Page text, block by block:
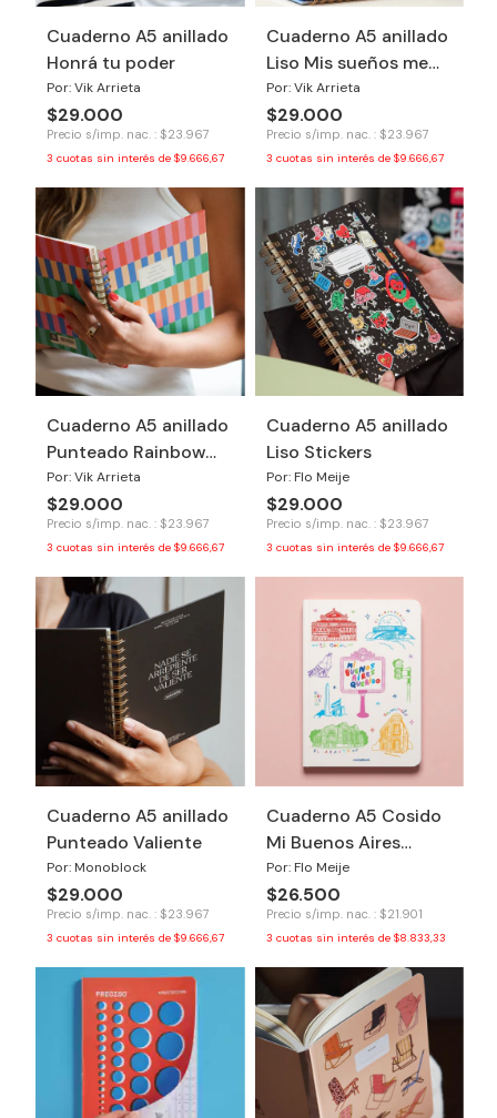
Cuaderno A5 anillado
Honrá tu poder
Por: Vik Arrieta
$29.000
Precio s/imp. nac. : $23.967
3 cuotas sin interés de $9.666,67
Cuaderno A5 anillado
Liso Mis sueños me
necesitan
Por: Vik Arrieta
$29.000
Precio s/imp. nac. : $23.967
3 cuotas sin interés de $9.666,67
Cuaderno A5 anillado
Punteado Rainbow
Dancer
Por: Vik Arrieta
$29.000
Precio s/imp. nac. : $23.967
3 cuotas sin interés de $9.666,67
Cuaderno A5 anillado
Liso Stickers
Por: Flo Meije
$29.000
Precio s/imp. nac. : $23.967
3 cuotas sin interés de $9.666,67
Cuaderno A5 anillado
Punteado Valiente
Por: Monoblock
$29.000
Precio s/imp. nac. : $23.967
3 cuotas sin interés de $9.666,67
Cuaderno A5 Cosido
Mi Buenos Aires
querido
Por: Flo Meije
$26.500
Precio s/imp. nac. : $21.901
3 cuotas sin interés de $8.833,33